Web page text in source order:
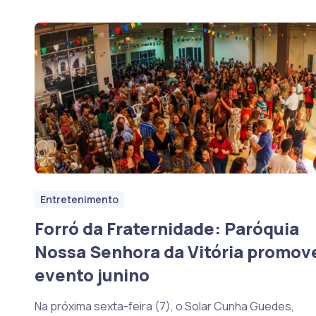
Entretenimento
Forró da Fraternidade: Paróquia
Nossa Senhora da Vitória
evento junino
Na próxima sexta-feira (7), o Solar Cunha Guedes,